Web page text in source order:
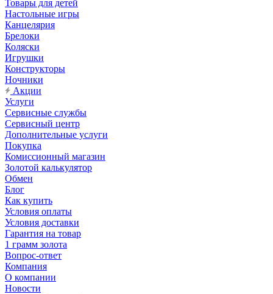
Товары для детей
Настольные игры
Канцелярия
Брелоки
Коляски
Игрушки
Конструкторы
Ночники
Акции
Услуги
Сервисные службы
Сервисный центр
Дополнительные услуги
Покупка
Комиссионный магазин
Золотой калькулятор
Обмен
Блог
Как купить
Условия оплаты
Условия доставки
Гарантия на товар
1 грамм золота
Вопрос-ответ
Компания
О компании
Новости